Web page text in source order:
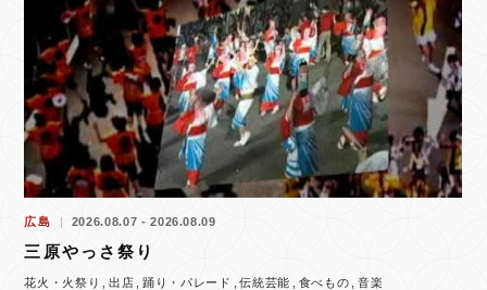
広島 2026.08.07 - 2026.08.09
三原やっさ祭り
花火・火祭り 出店 踊り・パレード 伝統芸能 食べもの 音楽